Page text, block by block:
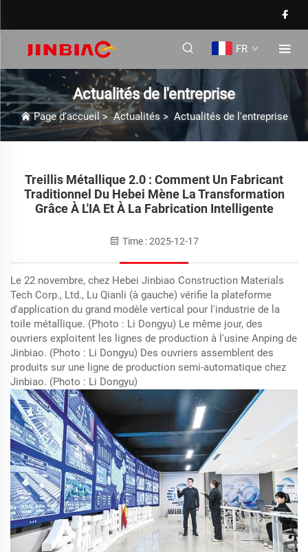
FR
Actualités de l'entreprise
Page d'accueil>Actualités > Actualités de l'entreprise
Treillis Métallique 2.0 : Comment Un Fabricant
Traditionnel Du Hebei Mène La Transformation
Grâce À L'IA Et À La Fabrication Intelligente
Time : 2025-12-17
Le 22 novembre, chez Hebei Jinbiao Construction Materials
Tech Corp., Ltd., Lu Qianli (à gauche) vérifie la plateforme
d'application du grand modèle vertical pour l'industrie de la
toile métallique. (Photo : Li Dongyu) Le même jour, des
ouvriers exploitent les lignes de production à l'usine Anping de
Jinbiao. (Photo : Li Dongyu) Des ouvriers assemblent des
produits sur une ligne de production semi-automatique chez
Jinbiao. (Photo : Li Dongyu)